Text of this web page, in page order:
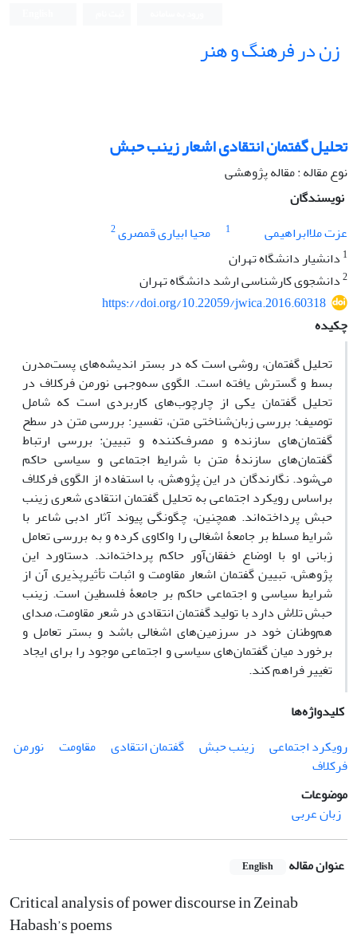
زن در فرهنگ و هنر
تحلیل گفتمان انتقادی اشعار زینب حبش
نوع مقاله : مقاله پژوهشی
نویسندگان
عزت ملاابراهیمی
1 محیا ابیاری قمصری2
1 دانشیار دانشگاه تهران
2دانشجوی کارشناسی ارشد دانشگاه تهران
https://doi.org/10.22059/jwica.2016.60318
چکیده
تحلیل گفتمان، روشی است که در بستر اندیشه‌های پست‌مدرن
بسط و گسترش یافته است. الگوی سه‌وجهی نورمن فرکلاف در
تحلیل گفتمان یکی از چارچوب‌های کاربردی‌ است که شامل
توصیف: بررسی زبان‌شناختی متن، تفسیر: بررسی متن در سطح
گفتمان‌های سازنده و مصرف‌کننده و تبیین: بررسی ارتباط
گفتمان‌های سازندۀ متن با شرایط اجتماعی و سیاسی حاکم
می‌شود. نگارندگان در این پژوهش، با استفاده از الگوی فرکلاف
بر‌اساس رویکرد اجتماعی به تحلیل گفتمان انتقادی شعری زینب
حبش پرداخته‌اند. همچنین، چگونگی پیوند آثار ادبی شاعر با
شرایط مسلط بر جامعۀ اشغالی را واکاوی کرده‌ و به بررسی تعامل
زبانی او با اوضاع خفقان‌آور حاکم پرداخته‌اند. دستاورد این
پژوهش، تبیین گفتمان اشعار مقاومت و اثبات تأثیرپذیری آن از
شرایط سیاسی و اجتماعی حاکم بر جامعۀ فلسطین است. زینب
حبش تلاش دارد با تولید گفتمان انتقادی در شعر مقاومت، صدای
هم‌وطنان خود در سرزمین‌های اشغالی باشد و بستر تعامل و
برخورد میان گفتمان‌های سیاسی و اجتماعی موجود را برای ایجاد
تغییر فراهم کند.
کلیدواژه‌ها
رویکرد اجتماعی
زینب حبش گفتمان انتقادی مقاومت
نورمن
فرکلاف
موضوعات
زبان عربی
عنوان مقاله English
Critical analysis of power discourse in Zeinab
Habash’s poems